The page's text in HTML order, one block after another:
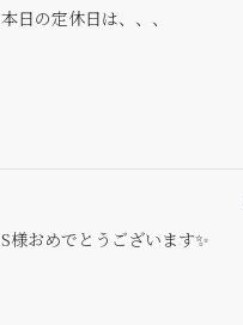
本日の定休日は、、、
S様おめでとうございます✨